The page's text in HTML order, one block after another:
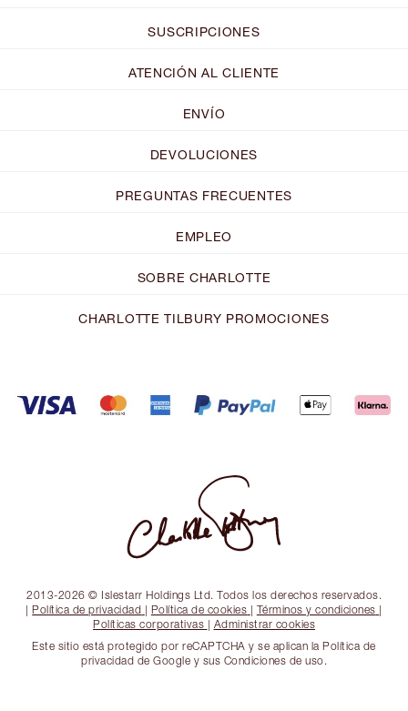
SUSCRIPCIONES
ATENCIÓN AL CLIENTE
ENVÍO
DEVOLUCIONES
PREGUNTAS FRECUENTES
EMPLEO
SOBRE CHARLOTTE
CHARLOTTE TILBURY PROMOCIONES
2013-2026 © Islestarr Holdings Ltd. Todos los derechos reservados.
| Política de privacidad | Política de cookies | Términos y condiciones |
Políticas corporativas | Administrar cookies
Este sitio está protegido por reCAPTCHA y se aplican la Política de
privacidad de Google y sus Condiciones de uso.